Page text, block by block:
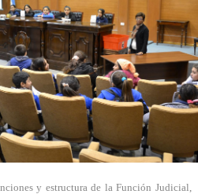
y estructura de la Función Judicial,